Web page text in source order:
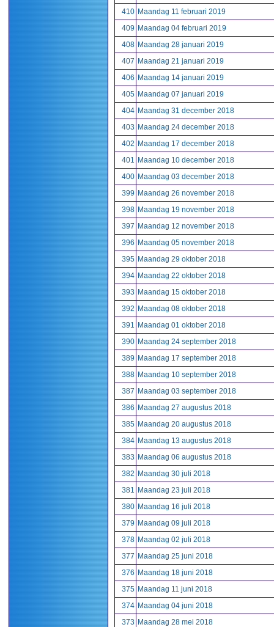
410 Maandag 11 februari 2019
409 Maandag 04 februari 2019
408 Maandag 28 januari 2019
407 Maandag 21 januari 2019
406 Maandag 14 januari 2019
405 Maandag 07 januari 2019
404 Maandag 31 december 2018
403 Maandag 24 december 2018
402 Maandag 17 december 2018
401 Maandag 10 december 2018
400 Maandag 03 december 2018
399 Maandag 26 november 2018
398 Maandag 19 november 2018
397 Maandag 12 november 2018
396 Maandag 05 november 2018
395 Maandag 29 oktober 2018
394 Maandag 22 oktober 2018
393 Maandag 15 oktober 2018
392 Maandag 08 oktober 2018
391 Maandag 01 oktober 2018
390 Maandag 24 september 2018
389 Maandag 17 september 2018
388 Maandag 10 september 2018
387 Maandag 03 september 2018
386 Maandag 27 augustus 2018
385 Maandag 20 augustus 2018
384 Maandag 13 augustus 2018
383 Maandag 06 augustus 2018
382 Maandag 30 juli 2018
381 Maandag 23 juli 2018
380 Maandag 16 juli 2018
379 Maandag 09 juli 2018
378 Maandag 02 juli 2018
377 Maandag 25 juni 2018
376 Maandag 18 juni 2018
375 Maandag 11 juni 2018
374 Maandag 04 juni 2018
373 Maandag 28 mei 2018